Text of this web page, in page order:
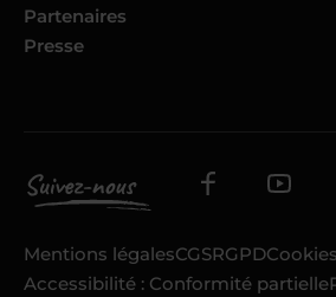
Partenaires
Presse
Mentions légalesCGSRGPDCookies
Accessibilité : Conformité partielle